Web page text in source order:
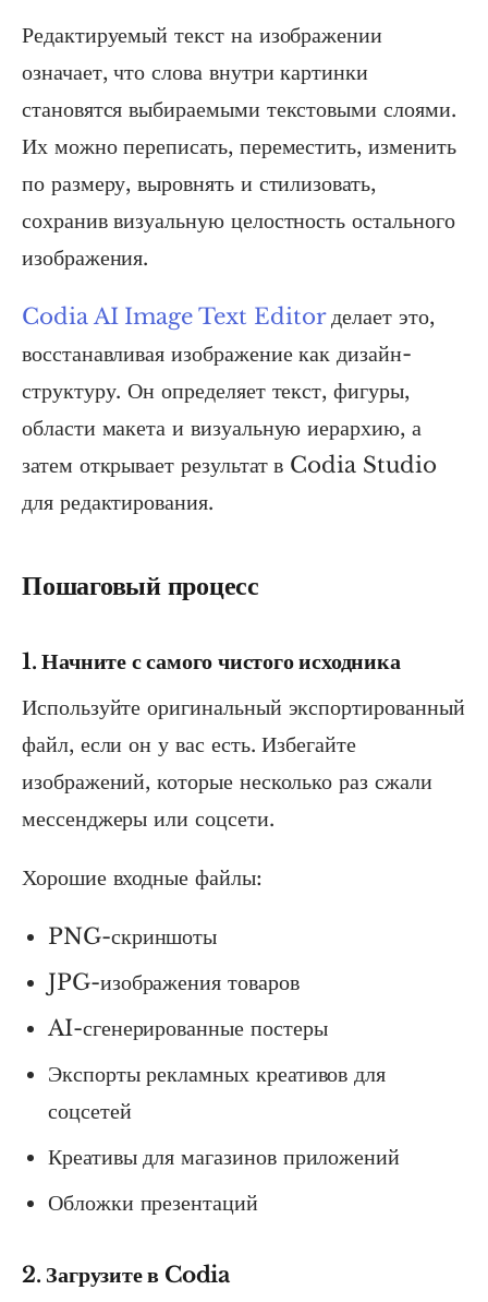
Редактируемый текст на изображении
означает, что слова внутри картинки
становятся выбираемыми текстовыми слоями.
Их можно переписать, переместить, изменить
по размеру, выровнять и стилизовать,
сохранив визуальную целостность остального
изображения.
Codia AI Image Text Editorделает это,
восстанавливая изображение как дизайн-
структуру. Он определяет текст, фигуры,
области макета и визуальную иерархию, а
затем открывает результат в Codia Studio
для редактирования.
Пошаговый процесс
1. Начните с самого чистого исходника
Используйте оригинальный экспортированный
файл, если он у вас есть. Избегайте
изображений, которые несколько раз сжали
мессенджеры или соцсети.
Хорошие входные файлы:
PNG-скриншоты
JPG-изображения товаров
AI-сгенерированные постеры
Экспорты рекламных креативов для
соцсетей
Креативы для магазинов приложений
Обложки презентаций
2. Загрузите в Codia